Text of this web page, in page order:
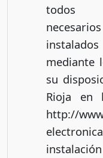
todos
mediante
su
Rioja en
http://